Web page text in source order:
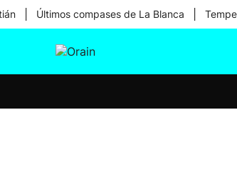
Últimos compases de La Blanca